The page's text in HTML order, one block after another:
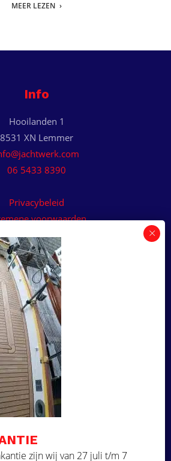
MEER LEZEN
Info
Hooilanden 1
8531 XN Lemmer
06 5433 8390
Privacybeleid
voorwaarden
paneelservice
aanvragen
op maat ontvangen voor
voor uw boot? Vraag een
offerte aan!
aanvragen
Ga naar
Over ons
Projecten
zijn wij van 27 juli t/m 7
cookies om uw
Door
stemt u in met
met ons